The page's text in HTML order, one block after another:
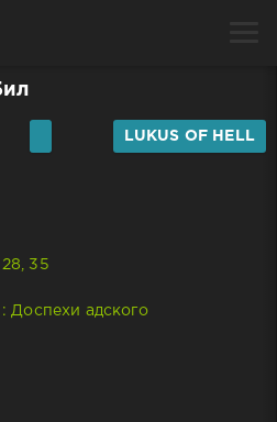
LUKUS OF HELL
28, 35
Доспехи адского